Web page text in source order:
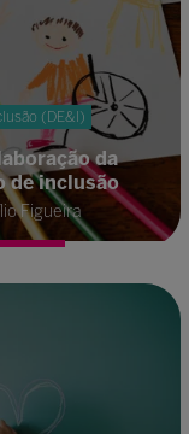
(DE&I)
da
de inclusão
Figueira